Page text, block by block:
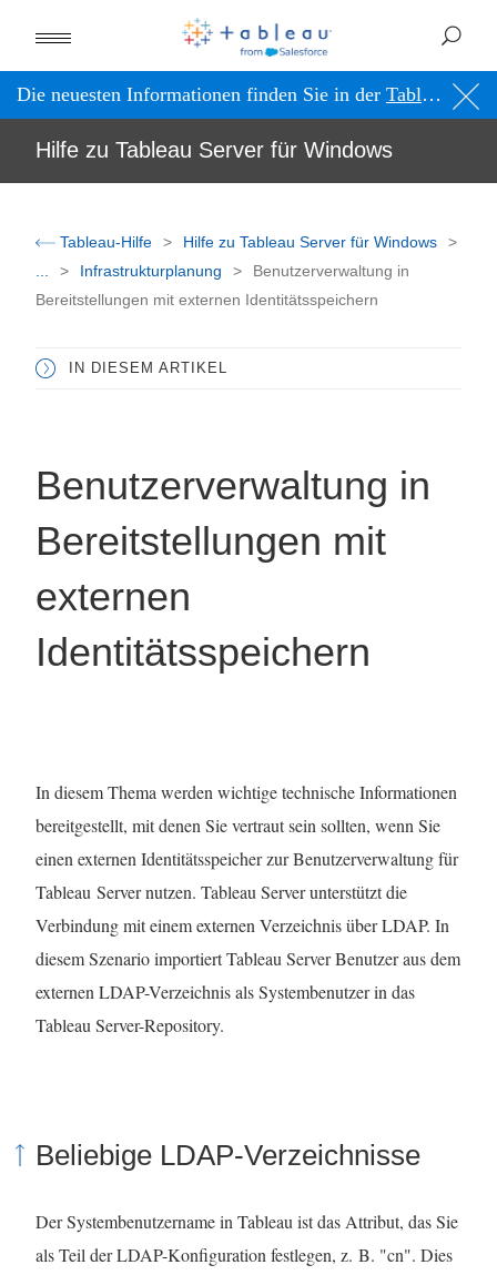
Die neuesten Informationen finden Sie in der Tableau-Hilfe in englischer Sprache (US)
Hilfe zu Tableau Server für Windows
Tableau-Hilfe
Hilfe zu Tableau Server für Windows
Infrastrukturplanung
Benutzerverwaltung in
Bereitstellungen mit externen Identitätsspeichern
IN DIESEM ARTIKEL
Benutzerverwaltung in
Bereitstellungen mit
externen
Identitätsspeichern
In diesem Thema werden wichtige technische Informationen
bereitgestellt, mit denen Sie vertraut sein sollten, wenn Sie
einen externen Identitätsspeicher zur Benutzerverwaltung für
Tableau Server nutzen. Tableau Server unterstützt die
Verbindung mit einem externen Verzeichnis über LDAP. In
diesem Szenario importiert Tableau Server Benutzer aus dem
externen LDAP-Verzeichnis als Systembenutzer in das
Tableau Server-Repository.
Beliebige LDAP-Verzeichnisse
Der Systembenutzername in Tableau ist das Attribut, das Sie
als Teil der LDAP-Konfiguration festlegen, z. B. "cn". Dies